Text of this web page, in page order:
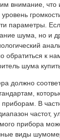
внимание, что
параметры.
шума, но и
обратиться к
шума
должно
В
частот,
прибора
виды